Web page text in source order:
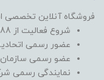
فروشگاه آنلاین تخصصی
شروع فعالیت از 1388
عضور رسمی اتحادیه
عضو رسمی سازمان
نمایندگی رسمی